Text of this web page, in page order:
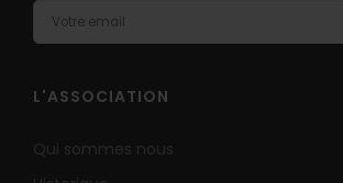
L'ASSOCIATION
Qui sommes nous